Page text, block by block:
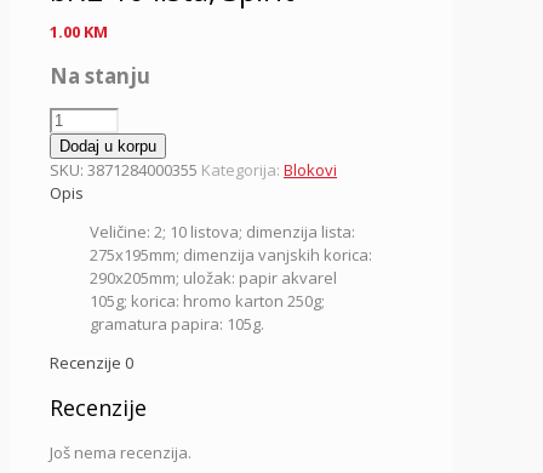
1.00 KM
Na stanju
Blok
za
crtanje
400035,
br.2
količina
Dodaj u korpu
SKU: 3871284000355 Kategorija: Blokovi
Opis
Veličine: 2; 10 listova; dimenzija lista:
275x195mm; dimenzija vanjskih korica:
290x205mm; uložak: papir akvarel
105g; korica: hromo karton 250g;
gramatura papira: 105g.
Recenzije 0
Recenzije
Još nema recenzija.